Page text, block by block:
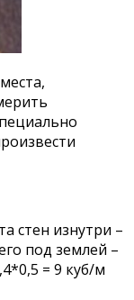
стен изнутри –
под землей –
= 9 куб/м